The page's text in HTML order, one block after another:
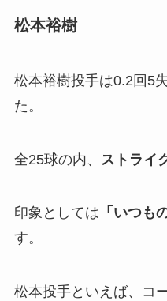
松本裕樹
松本裕樹投手は0.2回5
た。
全25球の内、 ストライ
印象としては 「いつも
す。
松本投手といえば、コ